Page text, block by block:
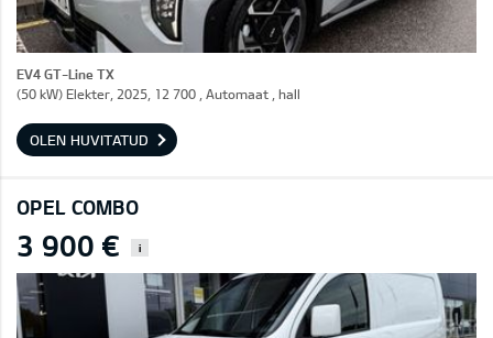
EV4 GT-Line TX
(50 kW) Elekter, 2025, 12 700 , Automaat , hall
OLEN HUVITATUD
OPEL COMBO
3 900 € i